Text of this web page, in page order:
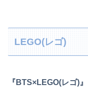
LEGO(レゴ)
『BTS×LEGO(レゴ)』